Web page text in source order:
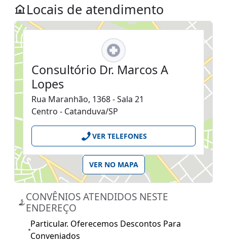
Locais de atendimento
Consultório Dr. Marcos A
Lopes
Rua Maranhão, 1368 - Sala 21
Centro - Catanduva/SP
VER TELEFONES
VER NO MAPA
CONVÊNIOS ATENDIDOS NESTE
ENDEREÇO
Particular. Oferecemos Descontos Para
Conveniados